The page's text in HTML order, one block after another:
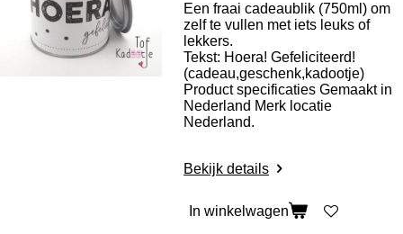
Een fraai cadeaublik (750ml) om
zelf te vullen met iets leuks of
lekkers.
Tekst: Hoera! Gefeliciteerd!
(cadeau,geschenk,kadootje)
Product specificaties Gemaakt in
Nederland Merk locatie
Nederland.
Bekijk details
In winkelwagen